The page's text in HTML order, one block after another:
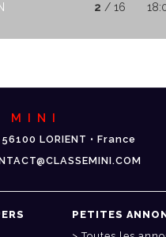
2 / 16
MINI
56100 LORIENT • France
PETITES